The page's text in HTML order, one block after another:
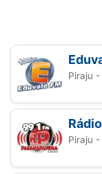
Piraju -
Piraju -